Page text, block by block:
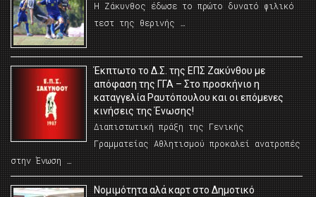
Η Ζάκυνθος έδωσε το πρώτο δυνατό φιλικό
τεστ της θερινής …
Έκπτωτο το Δ.Σ. της ΕΠΣ Ζακύνθου με
απόφαση της ΓΓΑ – Στο προσκήνιο η
καταγγελία Ραυτόπουλου και οι επόμενες
κινήσεις της Ένωσης!
Διαπιστωτική πράξη της Γενικής
Γραμματείας Αθλητισμού προκαλεί ανατροπές
στην Ένωση …
Νομιμότητα αλά καρτ στο Δημοτικό